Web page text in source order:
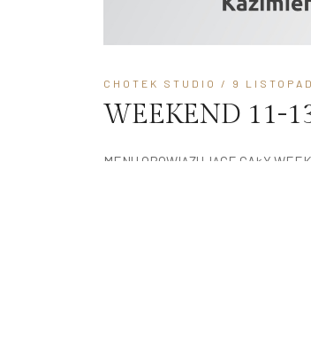
CHOTEK STUDIO / 9
WEEKEND 11-
MENU OBOWIĄZUJĄCE CAŁY